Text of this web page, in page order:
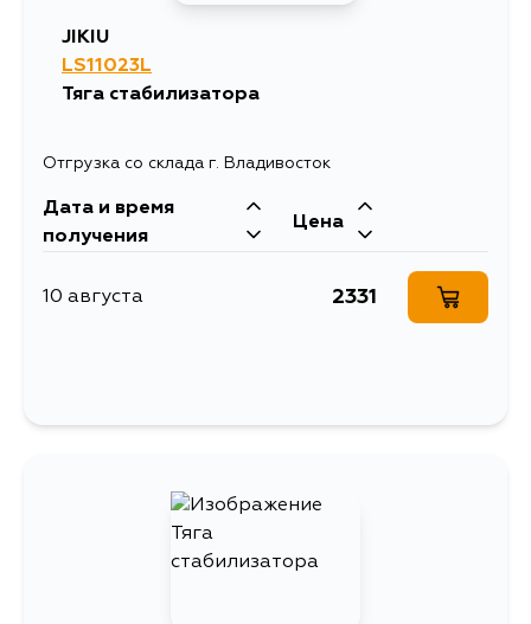
JIKIU
LS11023L
Тяга стабилизатора
Отгрузка со склада г. Владивосток
Дата и время
получения
Цена
10 августа 2331